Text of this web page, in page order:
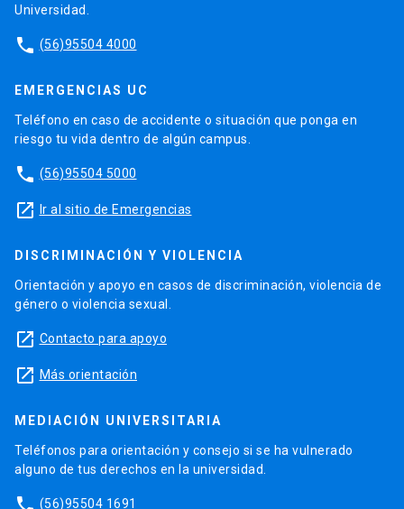
Universidad.
phone (56)95504 4000
EMERGENCIAS UC
Teléfono en caso de accidente o situación que ponga en
riesgo tu vida dentro de algún campus.
phone (56)95504 5000
launch Ir al sitio de Emergencias
DISCRIMINACIÓN Y VIOLENCIA
Orientación y apoyo en casos de discriminación, violencia de
género o violencia sexual.
launch Contacto para apoyo
launch Más orientación
MEDIACIÓN UNIVERSITARIA
Teléfonos para orientación y consejo si se ha vulnerado
alguno de tus derechos en la universidad.
(56)95504 1691